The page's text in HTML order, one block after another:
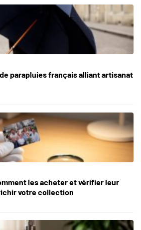
parapluies français alliant artisanat
les acheter et vérifier leur
votre collection